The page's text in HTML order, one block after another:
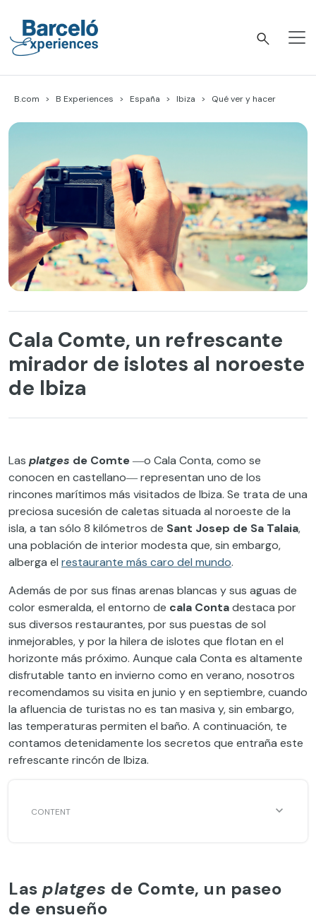
content
B.com B Experiences España Ibiza Qué ver y hacer
Cala Comte, un refrescante
mirador de islotes al noroeste
de Ibiza
Las platges de Comte―o Cala Conta, como se
conocen en castellano― representan uno de los
rincones marítimos más visitados de Ibiza. Se trata de una
preciosa sucesión de caletas situada al noroeste de la
isla, a tan sólo 8 kilómetros de Sant Josep de Sa Talaia,
una población de interior modesta que, sin embargo,
alberga el restaurante más caro del mundo.
Además de por sus finas arenas blancas y sus aguas de
color esmeralda, el entorno de cala Contadestaca por
sus diversos restaurantes, por sus puestas de sol
inmejorables, y por la hilera de islotes que flotan en el
horizonte más próximo. Aunque cala Conta es altamente
disfrutable tanto en invierno como en verano, nosotros
recomendamos su visita en junio y en septiembre, cuando
la afluencia de turistas no es tan masiva y, sin embargo,
las temperaturas permiten el baño. A continuación, te
contamos detenidamente los secretos que entraña este
refrescante rincón de Ibiza.
Las platges de Comte, un paseo
de ensueño